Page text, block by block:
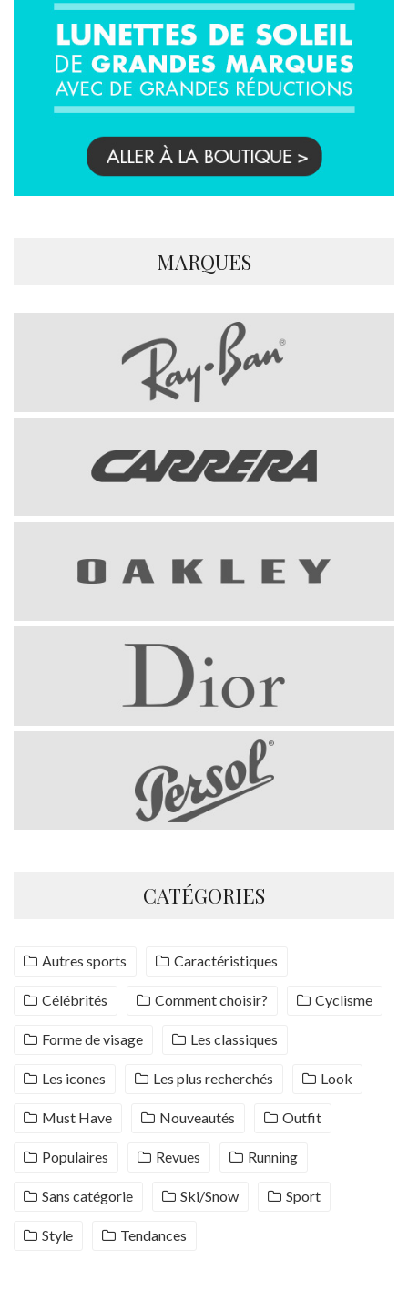
MARQUES
CATÉGORIES
Autres sports Caractéristiques
Célébrités Comment choisir? Cyclisme
Forme de visage Les classiques
Les icones Les plus recherchés Look
Must Have Nouveautés Outfit
Populaires Revues Running
Sans catégorie Ski/Snow Sport
Style Tendances